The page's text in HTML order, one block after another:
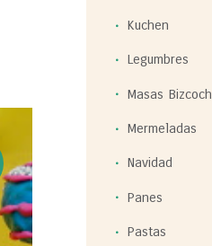
Kuchen
Legumbres
Masas
Mermeladas
Navidad
Panes
Pastas